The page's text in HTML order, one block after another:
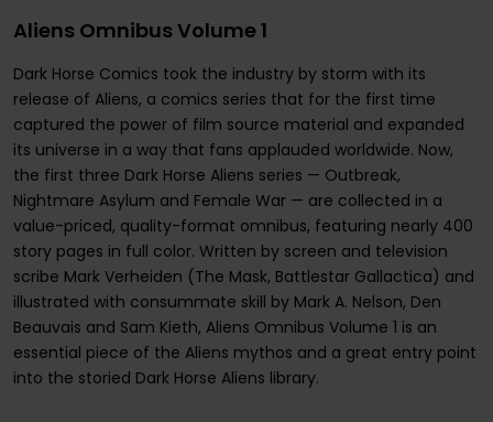
Aliens Omnibus Volume 1
Dark Horse Comics took the industry by storm with its
release of Aliens, a comics series that for the first time
captured the power of film source material and expanded
its universe in a way that fans applauded worldwide. Now,
the first three Dark Horse Aliens series — Outbreak,
Nightmare Asylum and Female War — are collected in a
value-priced, quality-format omnibus, featuring nearly 400
story pages in full color. Written by screen and television
scribe Mark Verheiden (The Mask, Battlestar Gallactica) and
illustrated with consummate skill by Mark A. Nelson, Den
Beauvais and Sam Kieth, Aliens Omnibus Volume 1 is an
essential piece of the Aliens mythos and a great entry point
into the storied Dark Horse Aliens library.